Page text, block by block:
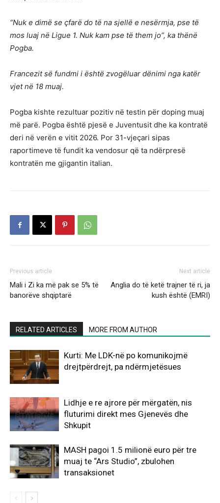
“Nuk e dimë se çfarë do të na sjellë e nesërmja, pse të
mos luaj në Ligue 1. Nuk kam pse të them jo”, ka thënë
Pogba.
Francezit së fundmi i është zvogëluar dënimi nga katër
vjet në 18 muaj.
Pogba kishte rezultuar pozitiv në testin për doping muaj
më parë. Pogba është pjesë e Juventusit dhe ka kontratë
deri në verën e vitit 2026. Por 31-vjeçari sipas
raportimeve të fundit ka vendosur që ta ndërpresë
kontratën me gjigantin italian.
Previous article
Mali i Zi ka më pak se 5% të
banorëve shqiptarë
Next article
Anglia do të ketë trajner të ri, ja
kush është (EMRI)
RELATED ARTICLES MORE FROM AUTHOR
Kurti: Me LDK-në po komunikojmë
drejtpërdrejt, pa ndërmjetësues
Lidhje e re ajrore për mërgatën, nis
fluturimi direkt mes Gjenevës dhe
Shkupit
MASH pagoi 1.5 milionë euro për tre
muaj te “Ars Studio”, zbulohen
transaksionet